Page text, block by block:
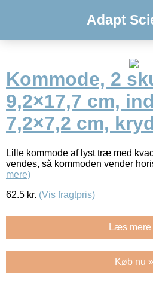
Adapt
Kommode, 2
9,2×17,7 cm,
7,2×7,2 cm,
Lille kommode af lyst træ med
vendes, så kommoden vender
mere)
62.5 kr. (Vis fragtpris)
Læs mere
Køb nu »